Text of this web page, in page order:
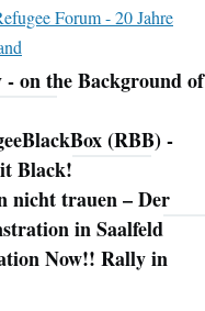
Forum - 20 Jahre
on the Background of
(RBB) -
Black!
nicht trauen – Der
in Saalfeld
Now!! Rally in